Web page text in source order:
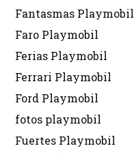
Fantasmas Playmobil
Faro Playmobil
Ferias Playmobil
Ferrari Playmobil
Ford Playmobil
fotos playmobil
Fuertes Playmobil